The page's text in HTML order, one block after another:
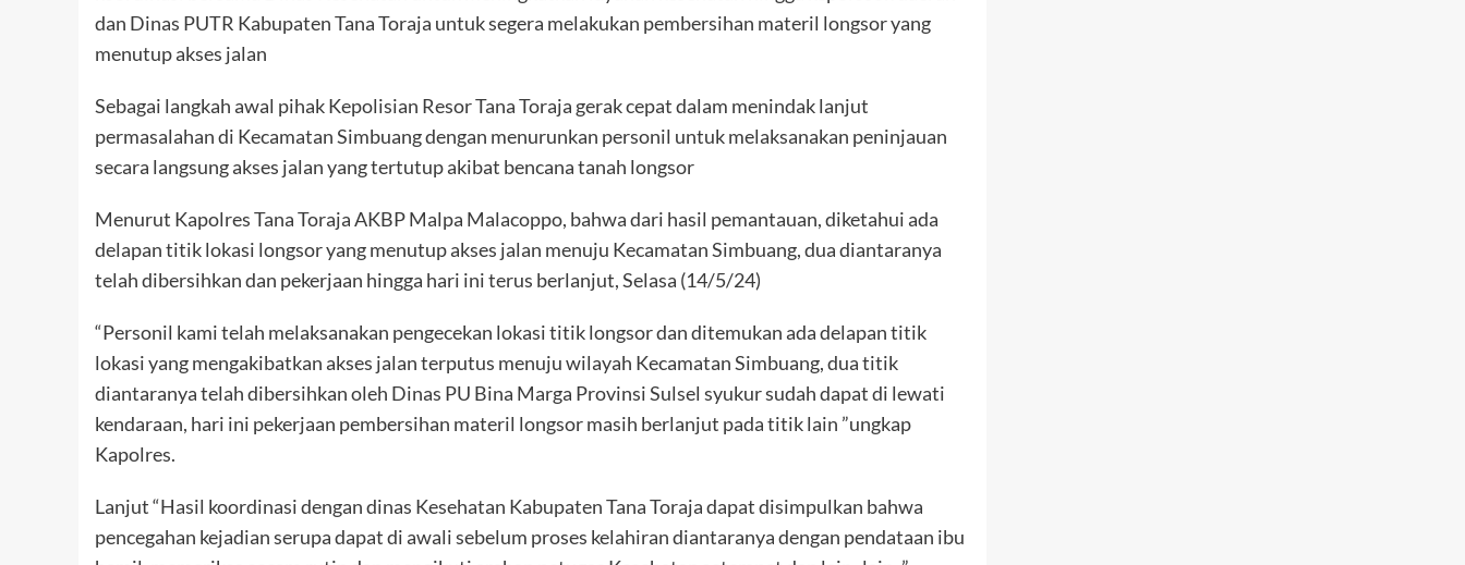
dan Dinas PUTR Kabupaten Tana Toraja untuk segera melakukan pembersihan materil longsor yang
menutup akses jalan
Sebagai langkah awal pihak Kepolisian Resor Tana Toraja gerak cepat dalam menindak lanjut
permasalahan di Kecamatan Simbuang dengan menurunkan personil untuk melaksanakan peninjauan
secara langsung akses jalan yang tertutup akibat bencana tanah longsor
Menurut Kapolres Tana Toraja AKBP Malpa Malacoppo, bahwa dari hasil pemantauan, diketahui ada
delapan titik lokasi longsor yang menutup akses jalan menuju Kecamatan Simbuang, dua diantaranya
telah dibersihkan dan pekerjaan hingga hari ini terus berlanjut, Selasa (14/5/24)
“Personil kami telah melaksanakan pengecekan lokasi titik longsor dan ditemukan ada delapan titik
lokasi yang mengakibatkan akses jalan terputus menuju wilayah Kecamatan Simbuang, dua titik
diantaranya telah dibersihkan oleh Dinas PU Bina Marga Provinsi Sulsel syukur sudah dapat di lewati
kendaraan, hari ini pekerjaan pembersihan materil longsor masih berlanjut pada titik lain ”ungkap
Kapolres.
Lanjut “Hasil koordinasi dengan dinas Kesehatan Kabupaten Tana Toraja dapat disimpulkan bahwa
pencegahan kejadian serupa dapat di awali sebelum proses kelahiran diantaranya dengan pendataan ibu